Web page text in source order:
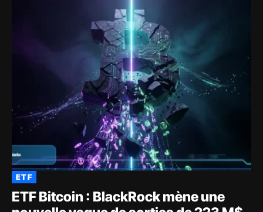
ETF
ETF Bitcoin : BlackRock mène une